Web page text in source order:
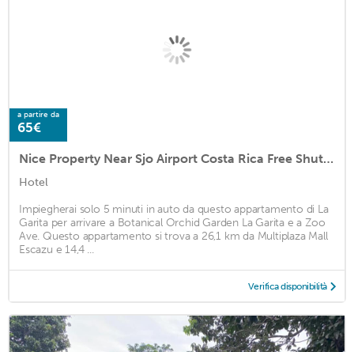
a partire da
65€
Nice Property Near Sjo Airport Costa Rica Free Shuttle
Hotel
Impiegherai solo 5 minuti in auto da questo appartamento di La
Garita per arrivare a Botanical Orchid Garden La Garita e a Zoo
Ave. Questo appartamento si trova a 26,1 km da Multiplaza Mall
Escazu e 14,4 ...
Verifica disponibilità